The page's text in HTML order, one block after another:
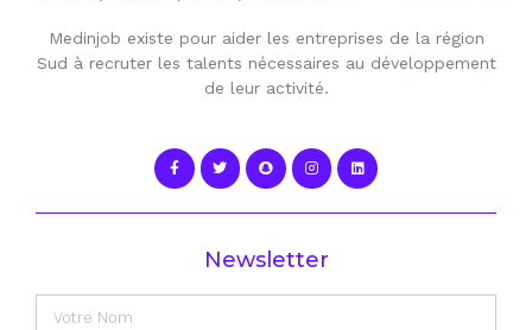
Medinjob existe pour aider les entreprises de la région
Sud à recruter les talents nécessaires au développement
de leur activité.
Newsletter